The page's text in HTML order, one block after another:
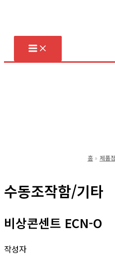
건
홈 제품
수동조작함/기타
비상콘센트 ECN-O
작성자